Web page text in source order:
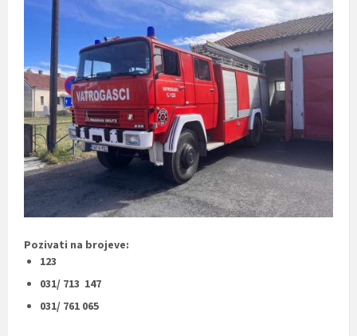
Pozivati na brojeve:
123
031/ 713 147
031/ 761 065